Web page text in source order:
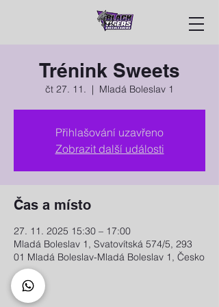
Trénink Sweets
čt 27. 11.
  |
Mladá Boleslav 1
Přihlašování uzavřeno
Zobrazit další události
Čas a místo
27. 11. 2025 15:30 – 17:00
Mladá Boleslav 1, Svatovítská 574/5, 293
01 Mladá Boleslav-Mladá Boleslav 1, Česko